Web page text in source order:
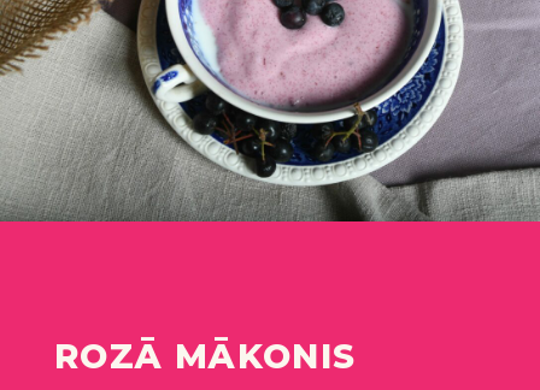
ROZĀ MĀKONIS